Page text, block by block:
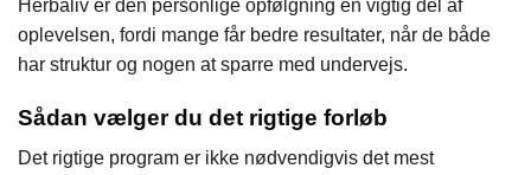
Herbaliv er den personlige opfølgning en vigtig del af
oplevelsen, fordi mange får bedre resultater, når de både
har struktur og nogen at sparre med undervejs.
Sådan vælger du det rigtige forløb
Det rigtige program er ikke nødvendigvis det mest